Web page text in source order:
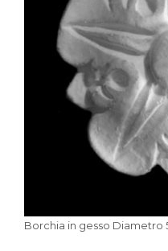
Borchia in gesso Diametro